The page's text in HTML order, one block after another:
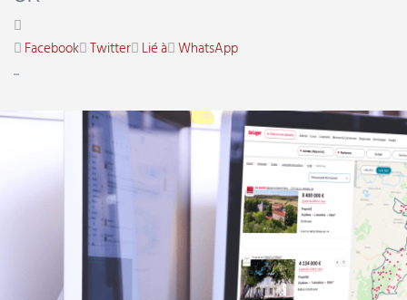
Facebook Twitter Lié à WhatsApp
...